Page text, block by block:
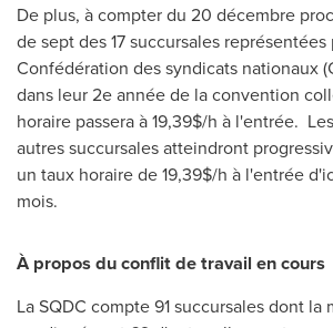
De plus, àcompter du 20 décembre
de sept des 17 succursales représentées
Confédération des syndicats nationaux
dans leur 2e année de la convention
horaire passera à 19,39$/h à l'entrée.
autres succursales atteindront
un taux horaire de 19,39$/h à l'entrée
mois.
À propos du conflit de travail en cours
La SQDC compte 91 succursales dont